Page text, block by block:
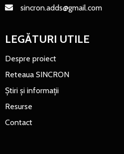
sincron.adds@gmail.com
LEGĂTURI UTILE
Despre proiect
Reteaua SINCRON
Știri și informații
Resurse
Contact